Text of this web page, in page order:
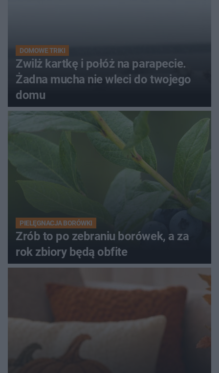
DOMOWE TRIKI
Zwilż kartkę i połóż na parapecie.
Żadna mucha nie wleci do twojego
domu
PIELĘGNACJA BORÓWKI
Zrób to po zebraniu borówek, a za
rok zbiory będą obfite